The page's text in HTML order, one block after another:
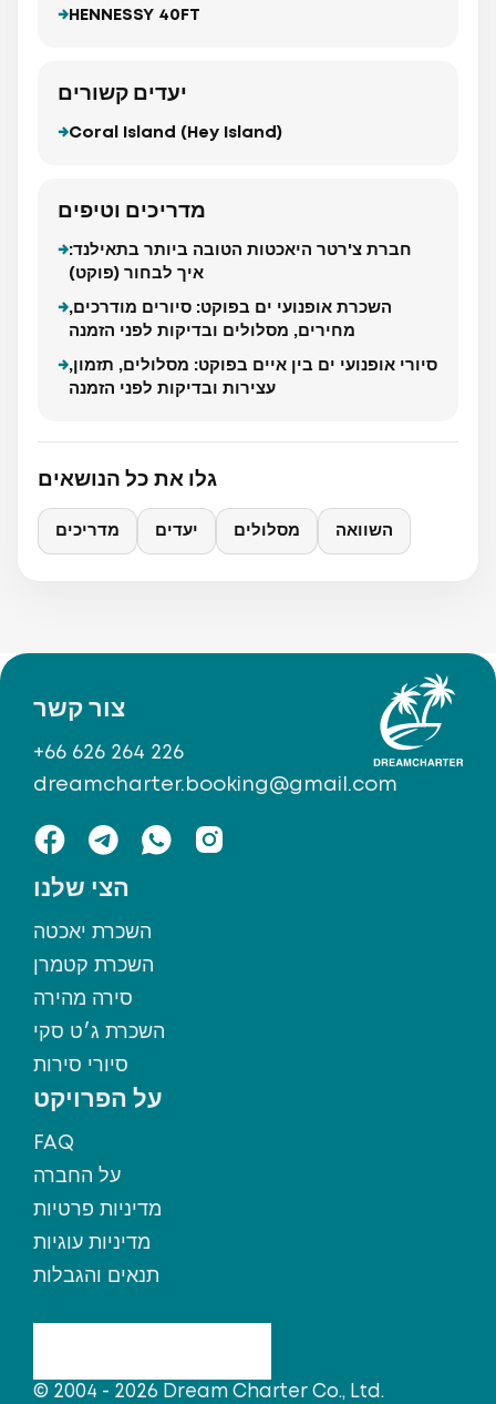
HENNESSY 40FT
יעדים קשורים
Coral Island (Hey Island)
מדריכים וטיפים
חברת צ'רטר היאכטות הטובה ביותר בתאילנד:
איך לבחור (פוקט)
השכרת אופנועי ים בפוקט: סיורים מודרכים,
מחירים, מסלולים ובדיקות לפני הזמנה
סיורי אופנועי ים בין איים בפוקט: מסלולים, תזמון,
עצירות ובדיקות לפני הזמנה
גלו את כל הנושאים
מדריכים יעדים מסלולים השוואה
הצי שלנו
השכרת יאכטה
השכרת קטמרן
סירה מהירה
השכרת ג׳ט סקי
סיורי סירות
על הפרויקט
FAQ
על החברה
מדיניות פרטיות
מדיניות עוגיות
תנאים והגבלות
צור קשר
+66 626 264 226
dreamcharter.booking@gmail.com
© 2004 - 2026 Dream Charter Co., Ltd.